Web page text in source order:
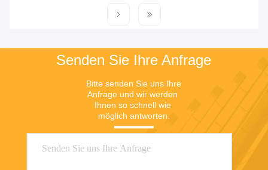
Senden Sie Ihre Anfrage
Bitte senden Sie uns Ihre
Anfrage und wir werden
Ihnen so schnell wie
möglich antworten.